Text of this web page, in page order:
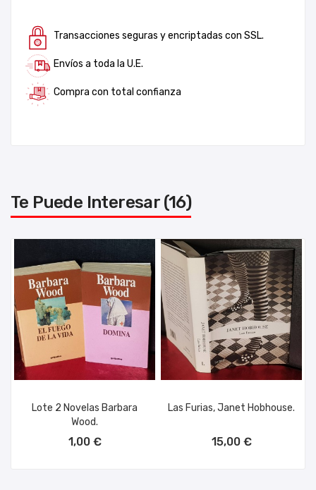
Transacciones seguras y encriptadas con SSL.
Envíos a toda la U.E.
Compra con total confianza
Te Puede Interesar (16)
Lote 2 Novelas Barbara
Wood.
1,00 €
Las Furias, Janet Hobhouse.
15,00 €